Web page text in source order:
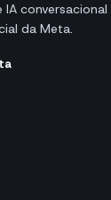
conversacional
da Meta.